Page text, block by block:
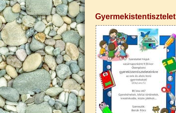
Gyermekistentisztelet